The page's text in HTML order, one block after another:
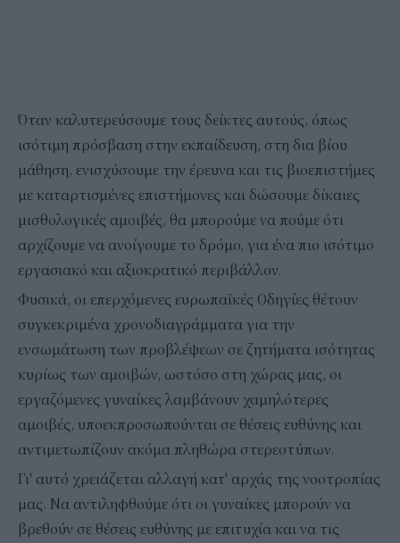
Όταν καλυτερεύσουμε τους δείκτες αυτούς, όπως
ισότιμη πρόσβαση στην εκπαίδευση, στη δια βίου
μάθηση, ενισχύσουμε την έρευνα και τις βιοεπιστήμες
με καταρτισμένες επιστήμονες και δώσουμε δίκαιες
μισθολογικές αμοιβές, θα μπορούμε να πούμε ότι
αρχίζουμε να ανοίγουμε το δρόμο, για ένα πιο ισότιμο
εργασιακό και αξιοκρατικό περιβάλλον.
Φυσικά, οι επερχόμενες ευρωπαϊκές Οδηγίες θέτουν
συγκεκριμένα χρονοδιαγράμματα για την
ενσωμάτωση των προβλέψεων σε ζητήματα ισότητας
κυρίως των αμοιβών, ωστόσο στη χώρας μας, οι
εργαζόμενες γυναίκες λαμβάνουν χαμηλότερες
αμοιβές, υποεκπροσωπούνται σε θέσεις ευθύνης και
αντιμετωπίζουν ακόμα πληθώρα στερεοτύπων.
Γι' αυτό χρειάζεται αλλαγή κατ' αρχάς της νοοτροπίας
μας. Να αντιληφθούμε ότι οι γυναίκες μπορούν να
βρεθούν σε θέσεις ευθύνης με επιτυχία και να τις